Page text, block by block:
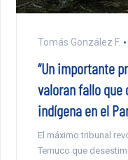
Tomás González F.
“Un importante
valoran fallo
indígena en el
El máximo tribunal
Temuco que